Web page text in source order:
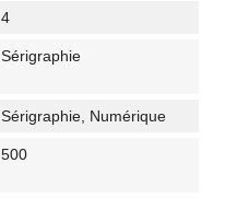
4
Sérigraphie
Sérigraphie, Numérique
500